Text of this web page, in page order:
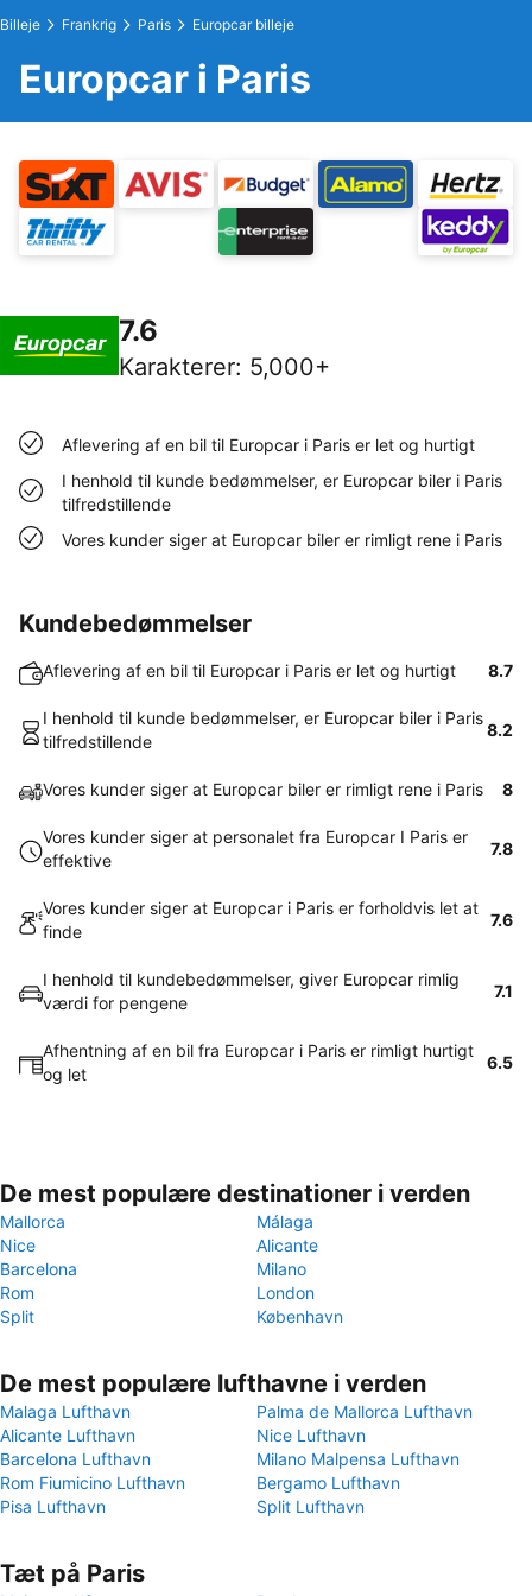
Billeje Frankrig Paris Europcar billeje
Europcar i Paris
7.6
Karakterer: 5,000+
Aflevering af en bil til Europcar i Paris er let og hurtigt
I henhold til kunde bedømmelser, er Europcar biler i Paris
tilfredstillende
Vores kunder siger at Europcar biler er rimligt rene i Paris
Kundebedømmelser
Aflevering af en bil til Europcar i Paris er let og hurtigt 8.7
I henhold til kunde bedømmelser, er Europcar biler i Paris
tilfredstillende
8.2
Vores kunder siger at Europcar biler er rimligt rene i Paris 8
Vores kunder siger at personalet fra Europcar I Paris er
effektive
7.8
Vores kunder siger at Europcar i Paris er forholdvis let at
finde
7.6
I henhold til kundebedømmelser, giver Europcar rimlig
værdi for pengene
7.1
Afhentning af en bil fra Europcar i Paris er rimligt hurtigt
og let
6.5
De mest populære destinationer i verden
Mallorca
Málaga
Nice
Alicante
Barcelona
Milano
Rom
London
Split
København
De mest populære lufthavne i verden
Malaga Lufthavn
Palma de Mallorca Lufthavn
Alicante Lufthavn
Nice Lufthavn
Barcelona Lufthavn
Milano Malpensa Lufthavn
Rom Fiumicino Lufthavn
Bergamo Lufthavn
Pisa Lufthavn
Split Lufthavn
Tæt på Paris